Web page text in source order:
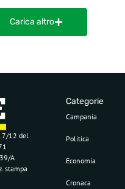
Carica altro
12 del
A
stampa
Categorie
Campania
Politica
Economia
Cronaca